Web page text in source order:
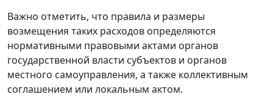
Важно отметить, что правила и размеры
возмещения таких расходов определяются
нормативными правовыми актами органов
государственной власти субъектов и органов
местного самоуправления, а также коллективным
соглашением или локальным актом.